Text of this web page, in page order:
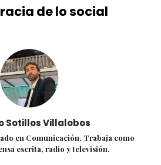
de lo social
Sotillos Villalobos
en Comunicación. Trabaja como
escrita, radio y televisión.